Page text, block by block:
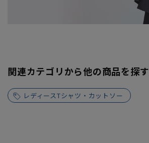
関連カテゴリから他の商品を探す
レディースTシャツ・カットソー